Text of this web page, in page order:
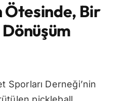
Ötesinde, Bir
Sporları Derneği’nin